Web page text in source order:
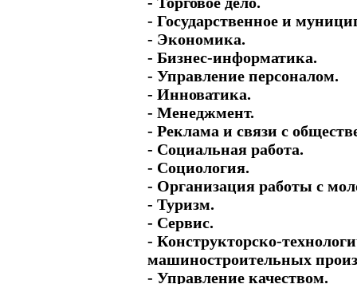
- Государственное и
- Экономика.
- Бизнес-информатика.
- Управление персоналом.
- Инноватика.
- Менеджмент.
- Реклама и связи с
- Социальная работа.
- Социология.
- Организация работы с
- Туризм.
- Сервис.
- Конструкторско-
машиностроительных
- Управление качеством.